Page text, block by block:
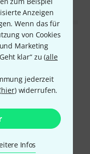
Anzeigen
Wenn das für
von Cookies
Marketing
klar“ zu (alle
jederzeit
hier) widerrufen.
Infos
neue passende
Original Shure
SM78 klemmt fest
sich hier was löst
runterfällt!